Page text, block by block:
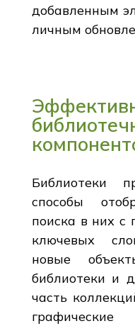
добавленным
личным
Библиотеки
способы
поиска в них
ключевых
новые
библиотеки и
часть